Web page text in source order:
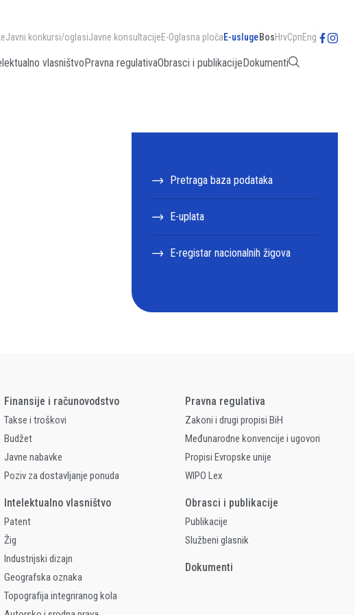
Javni konkursi/oglasiJavne konsultacijeE-Oglasna pločaE-uslugeBosHrvСрпEng
vlasništvoPravna regulativaObrasci i publikacijeDokumenti
Pretraga baza podataka
E-uplata
E-registar nacionalnih žigova
Finansije i računovodstvo
Takse i troškovi
Budžet
Javne nabavke
Poziv za dostavljanje ponuda
Intelektualno vlasništvo
Patent
Žig
Industrijski dizajn
Geografska oznaka
Topografija integriranog kola
Pravna regulativa
Zakoni i drugi propisi BiH
Međunarodne konvencije i ugovori
Propisi Evropske unije
WIPO Lex
Obrasci i publikacije
Publikacije
Službeni glasnik
Dokumenti